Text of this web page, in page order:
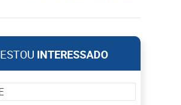
ESTOU INTERESSADO